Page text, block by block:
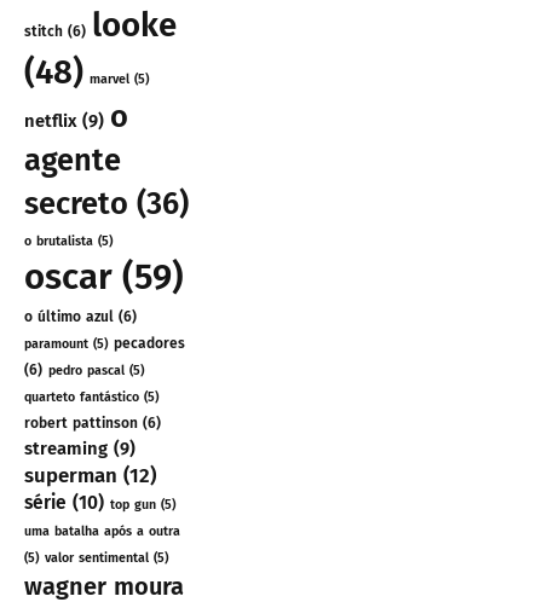
stitch (6) looke
(48) marvel (5)
netflix (9) o
agente
secreto (36)
o brutalista (5)
oscar (59)
o último azul (6)
paramount (5) pecadores
(6) pedro pascal (5)
quarteto fantástico (5)
robert pattinson (6)
streaming (9)
superman (12)
série (10) top gun (5)
uma batalha após a outra
(5) valor sentimental (5)
wagner moura